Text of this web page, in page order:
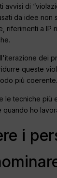
avvisi di
da idee non
riferimenti a IP
dei
queste
più coerente.
le tecniche più
quando ho
i